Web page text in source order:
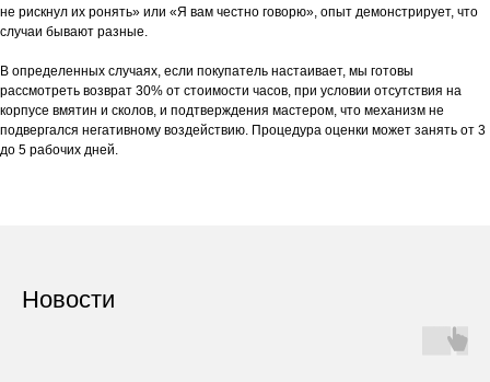
не рискнул их ронять» или «Я вам честно говорю», опыт демонстрирует, что
случаи бывают разные.
В определенных случаях, если покупатель настаивает, мы готовы
рассмотреть возврат 30% от стоимости часов, при условии отсутствия на
корпусе вмятин и сколов, и подтверждения мастером, что механизм не
подвергался негативному воздействию. Процедура оценки может занять от 3
до 5 рабочих дней.
Новости